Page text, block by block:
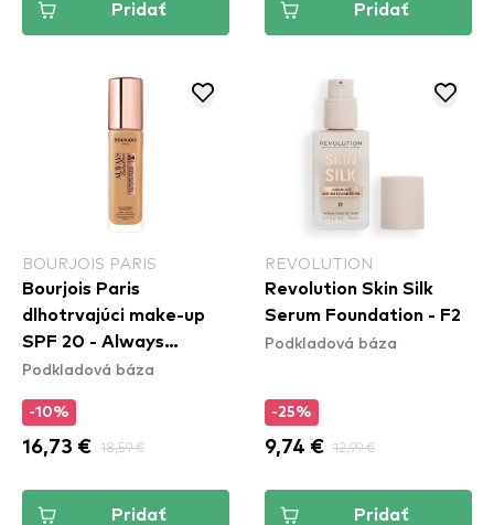
Pridať Pridať
BOURJOIS PARIS
Bourjois Paris
dlhotrvajúci make-up
SPF 20 - Always
Fabulous Foundation -
Podkladová báza
-10%
16,73 € 18,59 €
Pridať
REVOLUTION
Revolution Skin Silk
Serum Foundation - F2
Podkladová báza
-25%
9,74 € 12,99 €
Pridať